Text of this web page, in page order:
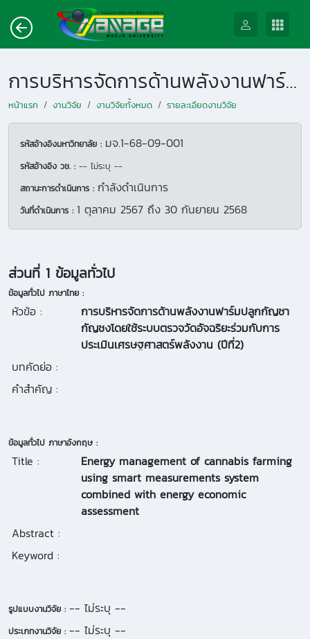
การบริหารจัดการด้านพลังงานฟาร์มปลูกกัญชากัญชงโดยใช้ระบบตรวจวัดอัจฉริยะร่วมกับการประเมินเศรษฐศาสตร์พลังงาน (ปีที่2)
หน้าแรก งานวิจัย งานวิจัยทั้งหมด รายละเอียดงานวิจัย
รหัสอ้างอิงมหาวิทยาลัย : มจ.1-68-09-001
รหัสอ้างอิง วช. : -- ไม่ระบุ --
สถานะการดำเนินการ : กำลังดำเนินการ
วันที่ดำเนินการ : 1 ตุลาคม 2567 ถึง 30 กันยายน 2568
ส่วนที่ 1 ข้อมูลทั่วไป
ข้อมูลทั่วไป ภาษาไทย :
หัวข้อ :
การบริหารจัดการด้านพลังงานฟาร์มปลูกกัญชา
กัญชงโดยใช้ระบบตรวจวัดอัจฉริยะร่วมกับการ
ประเมินเศรษฐศาสตร์พลังงาน (ปีที่2)
บทคัดย่อ :
คำสำคัญ :
ข้อมูลทั่วไป ภาษาอังกฤษ :
Title :
Energy management of cannabis farming
using smart measurements system
combined with energy economic
assessment
Abstract :
Keyword :
รูปแบบงานวิจัย : -- ไม่ระบุ --
ประเภทงานวิจัย : -- ไม่ระบุ --